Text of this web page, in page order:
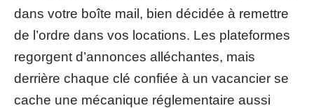
dans votre boîte mail, bien décidée à remettre
de l’ordre dans vos locations. Les plateformes
regorgent d’annonces alléchantes, mais
derrière chaque clé confiée à un vacancier se
cache une mécanique réglementaire aussi